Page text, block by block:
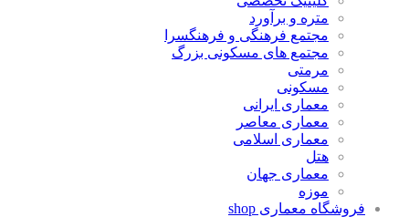
متره و برآورد
مجتمع فرهنگی و فرهنگسرا
مجتمع های مسکونی بزرگ
مرمتی
مسکونی
معماری ایرانی
معماری معاصر
معماری اسلامی
هتل
معماری جهان
موزه
فروشگاه معماری shop